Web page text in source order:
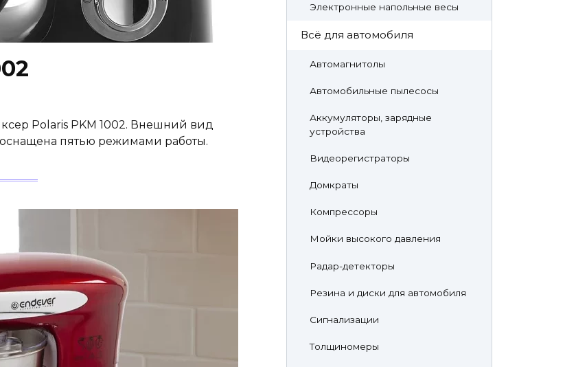
Polaris PKM 1002. Внешний вид
пятью режимами работы.
Электронные напольные весы
Всё для автомобиля
Автомагнитолы
Автомобильные пылесосы
Аккумуляторы, зарядные
устройства
Видеорегистраторы
Домкраты
Компрессоры
Мойки высокого давления
Радар-детекторы
Резина и диски для автомобиля
Сигнализации
Толщиномеры